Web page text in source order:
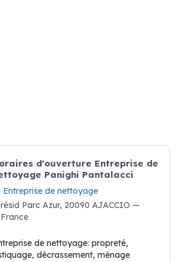
d'ouverture Entreprise de
Panighi Pantalacci
Entreprise de nettoyage
résid Parc Azur, 20090 AJACCIO —
France
de nettoyage: propreté,
décrassement, ménage